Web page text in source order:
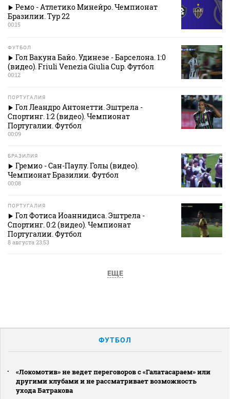
Ремо - Атлетико Минейро. Чемпионат
Бразилии. Тур 22
00:15
ФУТБОЛ
Гол Вакуна Байо. Удинезе - Барселона. 1:0
(видео). Friuli Venezia Giulia Cup. Футбол
00:12
ПОРТУГАЛИЯ
Гол Леандро Антонетти. Эштрела -
Спортинг. 1:2 (видео). Чемпионат
Португалии. Футбол
00:09
БРАЗИЛИЯ
Гремио - Сан-Паулу. Голы (видео).
Чемпионат Бразилии. Футбол
00:08
ПОРТУГАЛИЯ
Гол Фотиса Иоаннидиса. Эштрела -
Спортинг. 0:2 (видео). Чемпионат
Португалии. Футбол
8 августа 23:53
ЕЩЕ
ФУТБОЛ
«Локомотив» не ведет переговоров с «Галатасараем» или
другими клубами и не рассматривает возможность
ухода Батракова